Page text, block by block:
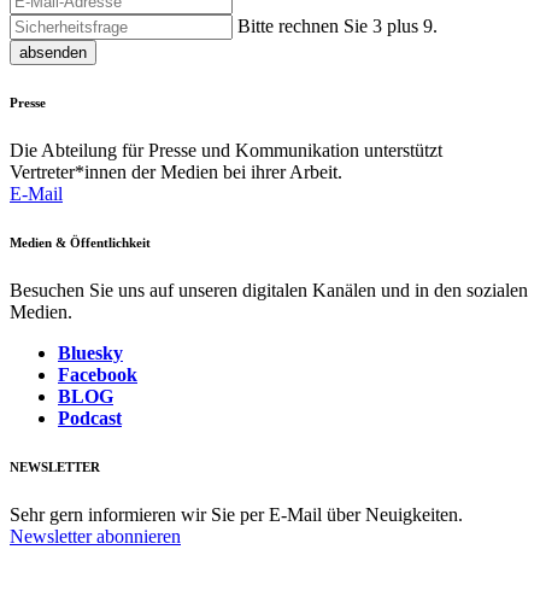
Bitte rechnen Sie 3 plus 9.
absenden
Presse
Die Abteilung für Presse und Kommunikation unterstützt
Vertreter*innen der Medien bei ihrer Arbeit.
E-Mail
Medien & Öffentlichkeit
Besuchen Sie uns auf unseren digitalen Kanälen und in den sozialen
Medien.
Bluesky
Facebook
BLOG
Podcast
NEWSLETTER
Sehr gern informieren wir Sie per E-Mail über Neuigkeiten.
Newsletter abonnieren